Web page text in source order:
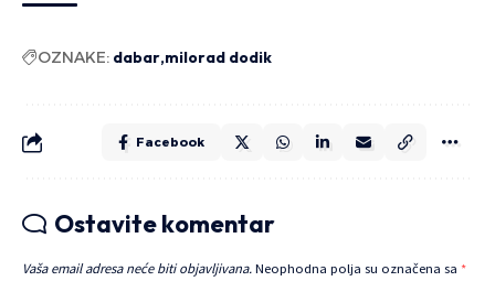
OZNAKE: dabar milorad dodik
Facebook
Ostavite komentar
Vaša email adresa neće biti objavljivana. Neophodna polja su označena sa *